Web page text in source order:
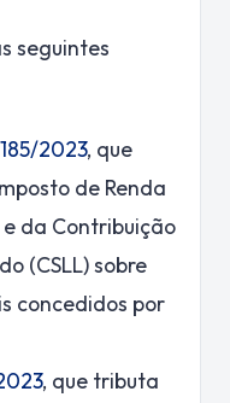
seguintes
2023, que
de Renda
e da Contribuição
(CSLL) sobre
concedidos por
, que tributa